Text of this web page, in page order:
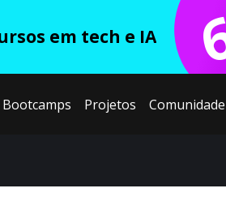
em tech e IA
Bootcamps Projetos Comunidade